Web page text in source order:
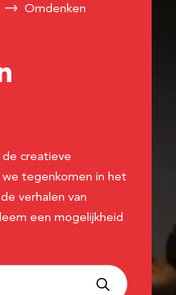
Omdenken
de creatieve
tegenkomen in het
verhalen van
een mogelijkheid